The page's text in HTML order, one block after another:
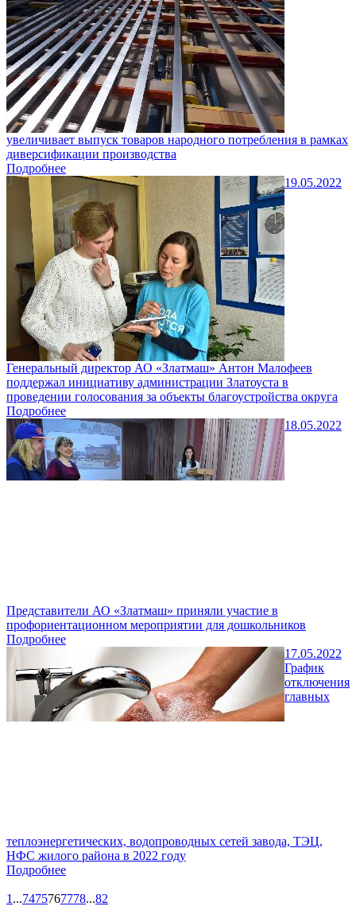
увеличивает выпуск товаров народного потребления в рамках
диверсификации производства
Подробнее
19.05.2022
Генеральный директор АО «Златмаш» Антон Малофеев
поддержал инициативу администрации Златоуста в
проведении голосования за объекты благоустройства округа
Подробнее
18.05.2022
Представители АО «Златмаш» приняли участие в
профориентационном мероприятии для дошкольников
Подробнее
17.05.2022
График
отключения
главных
теплоэнергетических, водопроводных сетей завода, ТЭЦ,
НФС жилого района в 2022 году
Подробнее
1 ...7475767778...82